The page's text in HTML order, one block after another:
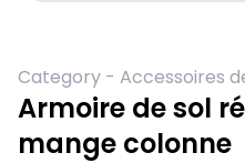
Category - Accessoires
Armoire de sol
mange colonne